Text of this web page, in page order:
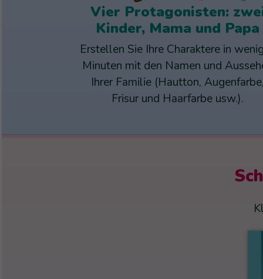
Vier Protagonisten:
Kinder, Mama und Papa
Erstellen Sie Ihre Charaktere in
Minuten mit den Namen und
Ihrer Familie (Hautton,
Frisur und Haarfarbe usw.).